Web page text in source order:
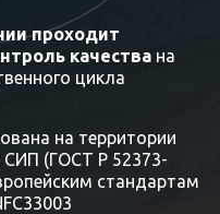
проходит
качества на
цикла
на территории
СИП (ГОСТ Р 52373-
стандартам